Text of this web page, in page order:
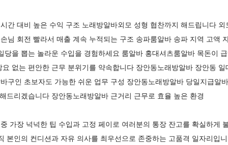
간 대비 높은 수익 구조 노래방알바외모 성형 협찬까지 해드립니다
님 회전 빨라서 매출 계속 누적되는 구조 송파룸알바 송파 지역 고액
당을 뽑는 놀라운 수입을 경험하세요 룸알바 홍대셔츠룸알바 목돈이
없는 편안한 근무 분위기를 약속합니다 장안동노래방알바 장안동
구인 초보자도 가능한 쉬운 업무 구성 장안동노래방알바 당일지급알
드리겠습니다 장안동노래방알바 근거리 근무로 효율 높은 환경
가장 넉넉한 팁 수입과 고정 페이로 여러분의 통장 잔고를 확실하게
본인의 컨디션과 자유 의사를 최우선으로 존중하는 고품격 일자리입